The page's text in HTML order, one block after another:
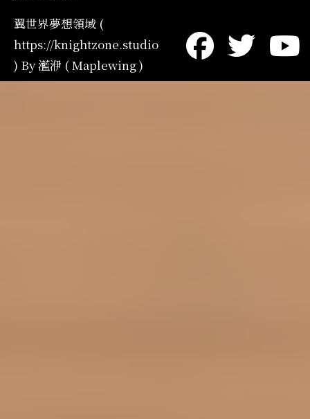
翼世界夢想領域 (
https://knightzone.studio
) By 灆洢 ( Maplewing )